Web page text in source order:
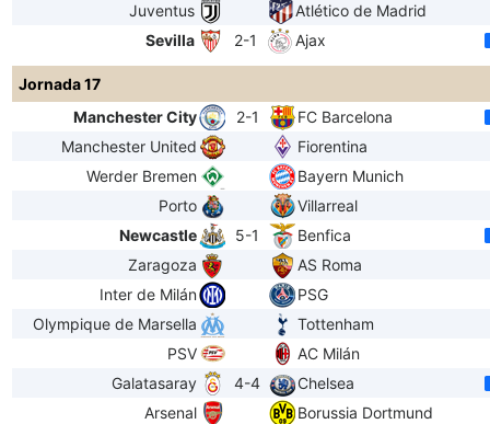
Juventus
Atlético de Madrid
Sevilla
2-1 Ajax
Jornada 17
Manchester City
2-1
FC Barcelona
Manchester United
Fiorentina
Werder Bremen
Bayern Munich
Porto
Villarreal
Newcastle
5-1
Benfica
Zaragoza
AS Roma
Inter de Milán
PSG
Olympique de Marsella
Tottenham
PSV
AC Milán
Galatasaray
4-4
Chelsea
Arsenal
Borussia Dortmund